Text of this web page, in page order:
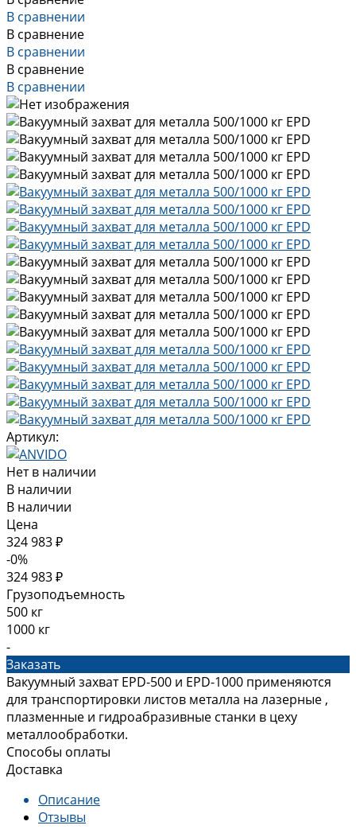
В сравнении
В сравнение
В сравнении
В сравнение
В сравнении
Артикул:
Нет в наличии
В наличии
В наличии
Цена
324 983 ₽
-0%
324 983 ₽
Грузоподъемность
500 кг
1000 кг
-
Заказать
Вакуумный захват EPD-500 и EPD-1000 применяются
для транспортировки листов металла на лазерные ,
плазменные и гидроабразивные станки в цеху
металлообработки.
Способы оплаты
Доставка
Описание
Отзывы